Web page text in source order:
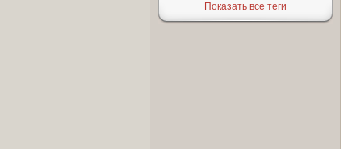
Показать все теги